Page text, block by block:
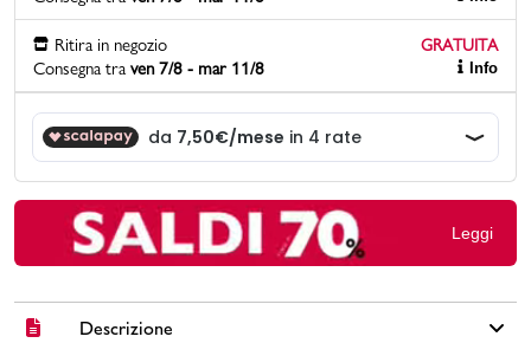
Gift card
Ritira in negozio
GRATUITA
Consegna tra ven 7/8 - mar 11/8 Info
Leggi
Descrizione